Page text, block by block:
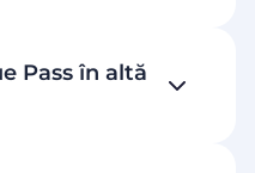
Pass în altă